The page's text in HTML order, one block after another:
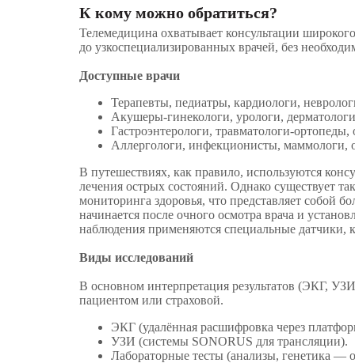
К кому можно обратиться?
Телемедицина охватывает консультации
до узкоспециализированных врачей, без
Доступные врачи
Терапевты, педиатры, кардиологи,
Акушеры-гинекологи, урологи,
Гастроэнтерологи, травматологи-ортопеды,
Аллергологи, инфекционисты, маммологи,
В путешествиях, как правило, используются
лечения острых состояний. Однако существует
мониторинга здоровья, что представляет собой
начинается после очного осмотра врача и
наблюдения применяются специальные датчики,
Виды исследований
В основном интерпретация результатов (ЭКГ,
пациентом или страховой.
ЭКГ (удалённая расшифровка через
УЗИ (системы SONORUS для трансляции).
Лабораторные тесты (анализы, генетика —